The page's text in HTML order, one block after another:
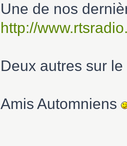
Une de nos
http://
Deux autres sur
Amis Automniens